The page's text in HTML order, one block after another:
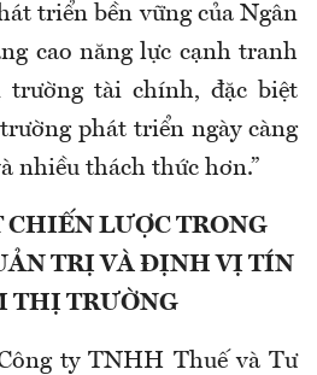
triển bền vững của Ngân
cao năng lực cạnh tranh
trường tài chính, đặc biệt
phát triển ngày càng
nhiều thách thức hơn.”
CHIẾN LƯỢC TRONG
TRỊ VÀ ĐỊNH VỊ TÍN
THỊ TRƯỜNG
ty TNHH Thuế và Tư